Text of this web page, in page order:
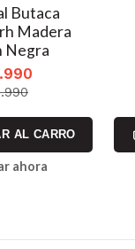
Butaca
Madera
Negra
AL CARRO
ahora